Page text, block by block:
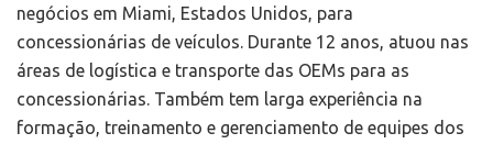
negócios em Miami, Estados Unidos, para
concessionárias de veículos. Durante 12 anos, atuou nas
áreas de logística e transporte das OEMs para as
concessionárias. Também tem larga experiência na
formação, treinamento e gerenciamento de equipes dos